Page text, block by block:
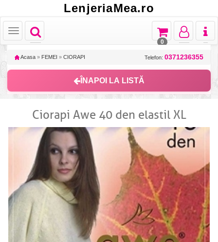
LenjeriaMea.ro
Toggle
navigation
Toggle
Toggle
navigation
Toggle
navigation
Toggle
navigation
0
Acasa » FEMEI » CIORAPI Telefon: 0371236355
ÎNAPOI LA LISTĂ
Ciorapi Awe 40 den elastil XL